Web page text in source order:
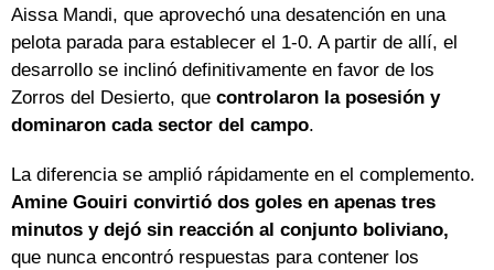
Aissa Mandi, que aprovechó una desatención en una
pelota parada para establecer el 1-0. A partir de allí, el
desarrollo se inclinó definitivamente en favor de los
Zorros del Desierto, que controlaron la posesión y
dominaron cada sector del campo.
La diferencia se amplió rápidamente en el complemento.
Amine Gouiri convirtió dos goles en apenas tres
minutos y dejó sin reacción al conjunto boliviano,
que nunca encontró respuestas para contener los